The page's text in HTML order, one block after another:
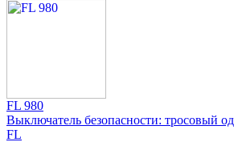
FL 980
Выключатель безопасности: тросовый
FL